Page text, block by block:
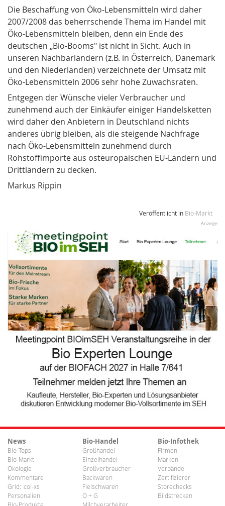
Die Beschaffung von Öko-Lebensmitteln wird daher
2007/2008 das beherrschende Thema im Handel mit
Öko-Lebensmitteln bleiben, denn ein Ende des
deutschen „Bio-Booms" ist nicht in Sicht. Auch in
unseren Nachbarländern (z.B. in Österreich, Dänemark
und den Niederlanden) verzeichnete der Umsatz mit
Öko-Lebensmitteln 2006 sehr hohe Zuwachsraten.
Entgegen der Wünsche vieler Verbraucher und
zunehmend auch der Einkäufer einiger Handelsketten
wird daher den Anbietern in Deutschland nichts
anderes übrig bleiben, als die steigende Nachfrage
nach Öko-Lebensmitteln zunehmend durch
Rohstoffimporte aus osteuropäischen EU-Ländern und
Drittländern zu decken.
Markus Rippin
Veröffentlicht in Bio-Markt
Anzeige
News
Bio-Tops
Bio-Markt
Ökologie
Kommentare
Grid: col-xs
Personalien
Bio-Produkte
Bio-Handel
Großhandel
Einzelhandel
Großverbraucher
Backwaren
Fleischwaren
O + G
Milchverarbeiter
Bio-Infothek
Firmen
Marken
Verbände
Zertifizierer
Storechecks
Bildstrecken